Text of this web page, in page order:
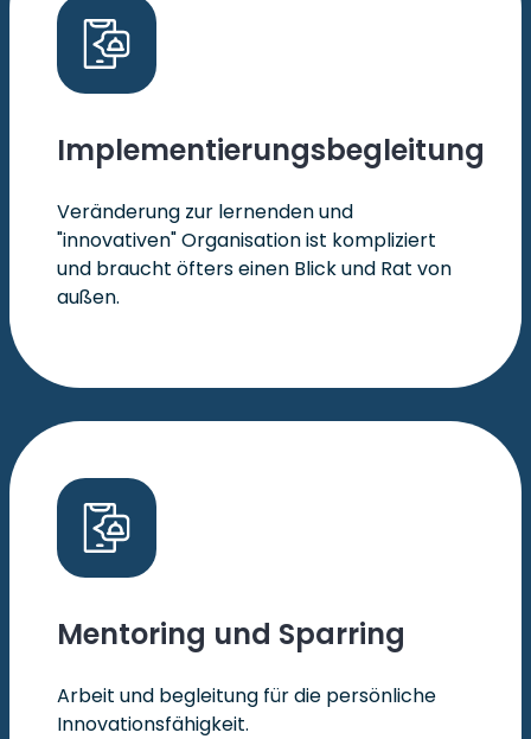
Implementierungsbegleitung
Veränderung zur lernenden und
"innovativen" Organisation ist kompliziert
und braucht öfters einen Blick und Rat von
außen.
Mentoring und Sparring
Arbeit und begleitung für die persönliche
Innovationsfähigkeit.